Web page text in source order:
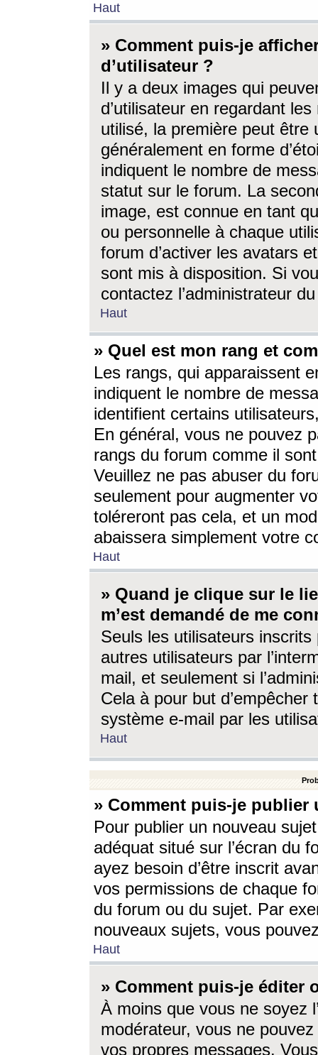
Haut
» Comment puis-je
d’utilisateur ?
Il y a deux images qui
d’utilisateur en regardant
utilisé, la première peut être
généralement en forme
indiquent le nombre de
statut sur le forum. La
image, est connue en tant
ou personnelle à chaque
forum d’activer les avatars
sont mis à disposition. Si
contactez l’administrateur
Haut
» Quel est mon rang et
Les rangs, qui apparaissent
indiquent le nombre de
identifient certains
En général, vous ne pouvez
rangs du forum comme il
Veuillez ne pas abuser du
seulement pour augmenter
toléreront pas cela, et un
abaissera simplement votre
Haut
» Quand je clique sur le
m’est demandé de me
Seuls les utilisateurs
autres utilisateurs par
mail, et seulement si
Cela à pour but
système e-mail par les
Haut
» Comment puis-je
Pour publier un nouveau
adéquat situé sur l’écran du
ayez besoin d’être inscrit
vos permissions de chaque
du forum ou du sujet. Par
nouveaux sujets, vous
Haut
» Comment puis-je éditer
À moins que vous ne soyez
modérateur, vous ne
vos propres messages.